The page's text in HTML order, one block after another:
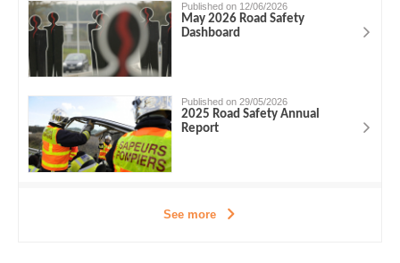
Published on 12/06/2026
May 2026 Road Safety
Dashboard
Published on 29/05/2026
2025 Road Safety Annual
Report
See more